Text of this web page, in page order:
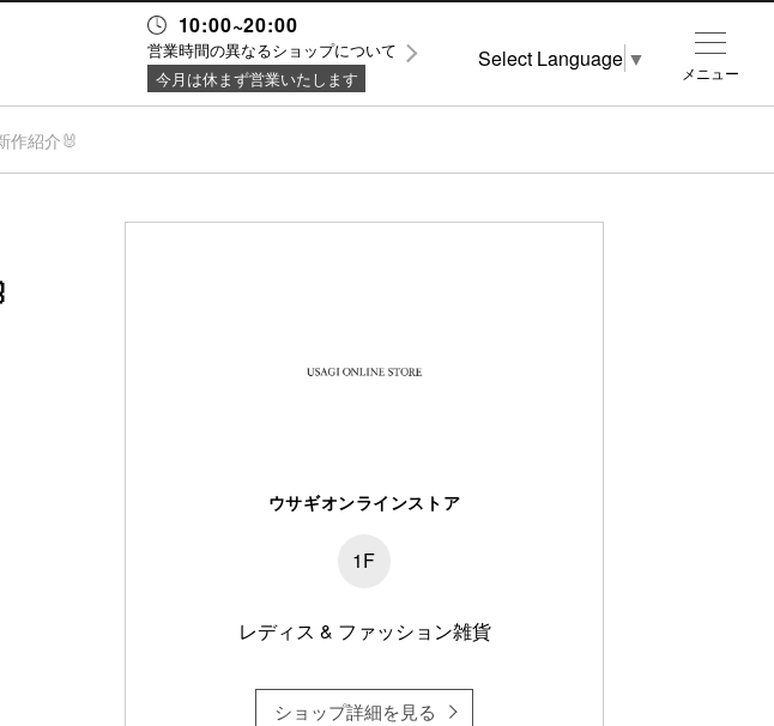
10:00~20:00
営業時間の異なるショップについて
今月は休まず営業いたします
作紹介🐰
ウサギオンラインストア
1F
レディス & ファッション雑貨
ショップ詳細を見る
メニュー
Select Language ▼